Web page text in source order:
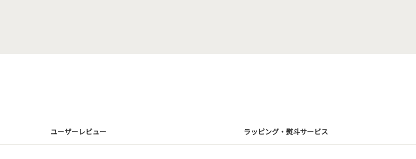
ユーザーレビュー ラッピング・熨斗サービス